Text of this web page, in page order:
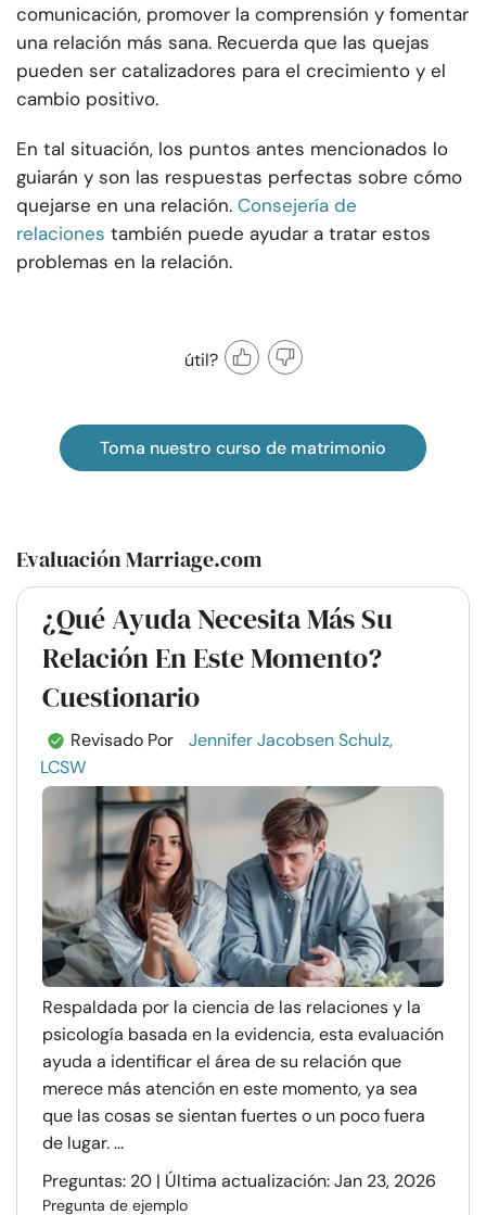
comunicación, promover la comprensión y fomentar
una relación más sana. Recuerda que las quejas
pueden ser catalizadores para el crecimiento y el
cambio positivo.
En tal situación, los puntos antes mencionados lo
guiarán y son las respuestas perfectas sobre cómo
quejarse en una relación. Consejería de
relaciones también puede ayudar a tratar estos
problemas en la relación.
útil?
Toma nuestro curso de matrimonio
Evaluación Marriage.com
¿Qué Ayuda Necesita Más Su
Relación En Este Momento?
Cuestionario
Revisado Por
Jennifer Jacobsen Schulz,
LCSW
Respaldada por la ciencia de las relaciones y la
psicología basada en la evidencia, esta evaluación
ayuda a identificar el área de su relación que
merece más atención en este momento, ya sea
que las cosas se sientan fuertes o un poco fuera
de lugar. ...
Preguntas: 20 | Última actualización: Jan 23, 2026
Pregunta de ejemplo